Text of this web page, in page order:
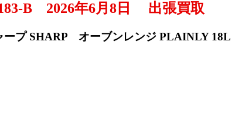
B 2026年6月8日 出張買取
ープ SHARP オーブンレンジ PLAINLY 18L